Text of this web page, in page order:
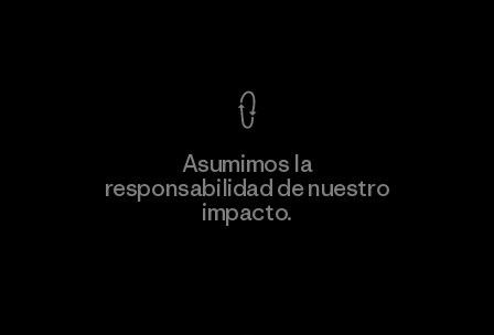
información
Asumimos la
responsabilidad de nuestro
impacto.